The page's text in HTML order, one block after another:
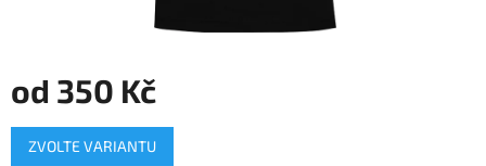
od 350 Kč
Měrná
cena:
ZVOLTE VARIANTU